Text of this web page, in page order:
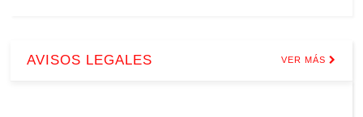
AVISOS LEGALES VER MÁS